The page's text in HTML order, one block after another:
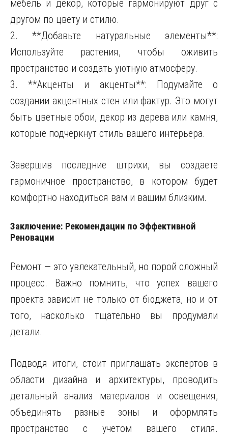
мебель и декор, которые гармонируют друг с
другом по цвету и стилю.
2. **Добавьте натуральные элементы**:
Используйте растения, чтобы оживить
пространство и создать уютную атмосферу.
3. **Акценты и акценты**: Подумайте о
создании акцентных стен или фактур. Это могут
быть цветные обои, декор из дерева или камня,
которые подчеркнут стиль вашего интерьера.
Завершив последние штрихи, вы создаете
гармоничное пространство, в котором будет
комфортно находиться вам и вашим близким.
Заключение: Рекомендации по Эффективной
Реновации
Ремонт — это увлекательный, но порой сложный
процесс. Важно помнить, что успех вашего
проекта зависит не только от бюджета, но и от
того, насколько тщательно вы продумали
детали.
Подводя итоги, стоит приглашать экспертов в
области дизайна и архитектуры, проводить
детальный анализ материалов и освещения,
объединять разные зоны и оформлять
пространство с учетом вашего стиля.